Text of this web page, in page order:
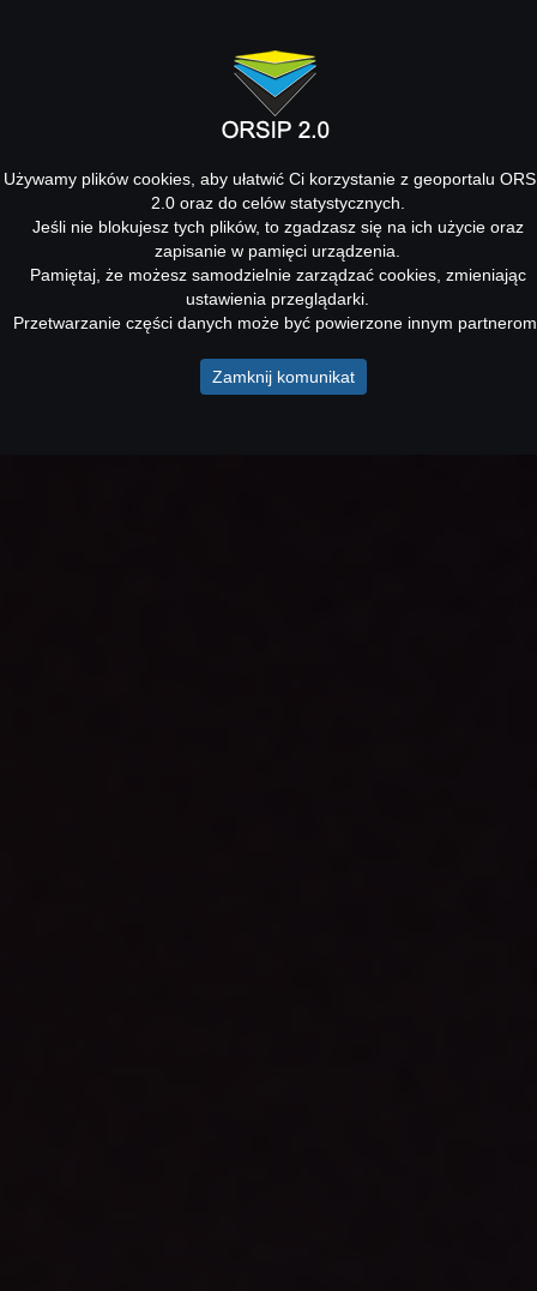
Używamy plików cookies, aby ułatwić Ci korzystanie z geoportalu
2.0 oraz do celów statystycznych.
Jeśli nie blokujesz tych plików, to zgadzasz się na ich użycie oraz
zapisanie w pamięci urządzenia.
Pamiętaj, że możesz samodzielnie zarządzać cookies, zmieniając
ustawienia przeglądarki.
Przetwarzanie części danych może być powierzone innym
Zamknij komunikat